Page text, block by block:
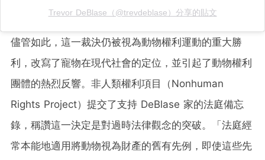
Trevor DeBlase（@trevdeblase）分享的貼文
儘管如此，這一裁決仍被視為動物權利運動的重大勝
利，改寫了寵物在現代社會的定位，並引起了動物權利
團體的熱烈反響。非人類權利項目（Nonhuman
Rights Project）提交了支持 DeBlase 家的法庭備忘
錄，稱讚這一決定是對過時法律觀念的突破。「法庭經
常本能地適用將動物視為財產的舊有先例，即使這些先